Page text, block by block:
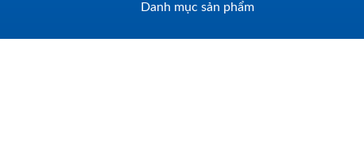
Danh mục sản phẩm